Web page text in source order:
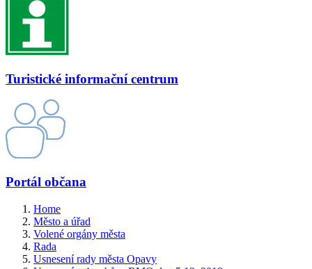
Turistické informační centrum
Portál občana
Home
Město a úřad
Volené orgány města
Rada
Usnesení rady města Opavy